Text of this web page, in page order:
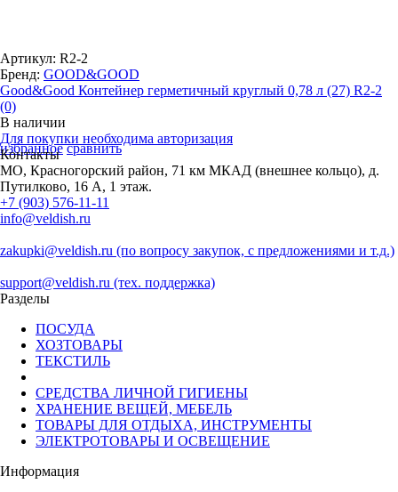
избранное сравнить
Артикул: R2-2
Бренд: GOOD&GOOD
Good&Good Контейнер герметичный круглый 0,78 л (27) R2-2
(0)
В наличии
Для покупки необходима авторизация
Контакты
МО, Красногорский район, 71 км МКАД (внешнее кольцо), д.
Путилково, 16 А, 1 этаж.
+7 (903) 576-11-11
info@veldish.ru
zakupki@veldish.ru (по вопросу закупок, с предложениями и т.д.)
support@veldish.ru (тех. поддержка)
Разделы
ПОСУДА
ХОЗТОВАРЫ
ТЕКСТИЛЬ
СРЕДСТВА ЛИЧНОЙ ГИГИЕНЫ
ХРАНЕНИЕ ВЕЩЕЙ, МЕБЕЛЬ
ТОВАРЫ ДЛЯ ОТДЫХА, ИНСТРУМЕНТЫ
ЭЛЕКТРОТОВАРЫ И ОСВЕЩЕНИЕ
Информация